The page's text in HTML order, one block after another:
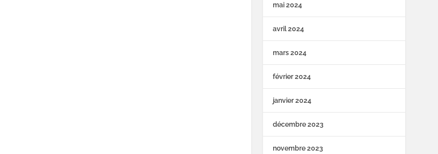
mai 2024
avril 2024
mars 2024
février 2024
janvier 2024
décembre 2023
novembre 2023